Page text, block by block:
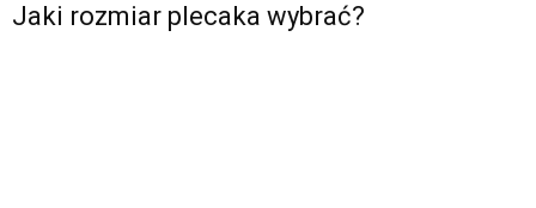
Jaki rozmiar plecaka wybrać?